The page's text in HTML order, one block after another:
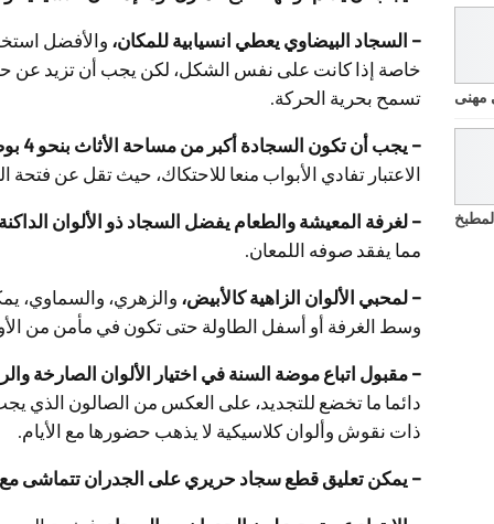
– السجاد البيضاوي يعطي انسيابية للمكان، والأفضل
تسمح بحرية الحركة.
– يجب أن تكون السجادة أكبر من مساحة الأثاث بنحو 4 بوصات في الطول والعرض،
الاعتبار تفادي الأبواب منعا للاحتكاك، حيث تقل عن فتحة الباب
– لغرفة المعيشة والطعام يفضل السجاد ذو الألوان
مما يفقد صوفه اللمعان.
– لمحبي الألوان الزاهية كالأبيض، والزهري، والسماوي،
وسط الغرفة أو أسفل الطاولة حتى تكون في مأمن من
– مقبول اتباع موضة السنة في اختيار الألوان الصارخة
دائما ما تخضع للتجديد، على العكس من الصالون الذي
ذات نقوش وألوان كلاسيكية لا يذهب حضورها مع الأيام.
– يمكن تعليق قطع سجاد حريري على الجدران تتماشى
مهنى